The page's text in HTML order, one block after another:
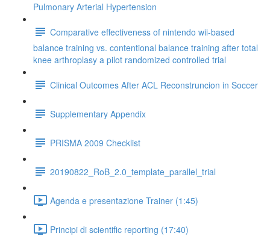
Pulmonary Arterial Hypertension
Comparative effectiveness of nintendo wii-based
balance training vs. contentional balance training after total
knee arthroplasy a pilot randomized controlled trial
Clinical Outcomes After ACL Reconstruncion in Soccer
Supplementary Appendix
PRISMA 2009 Checklist
20190822_RoB_2.0_template_parallel_trial
Agenda e presentazione Trainer (1:45)
Principi di scientific reporting (17:40)